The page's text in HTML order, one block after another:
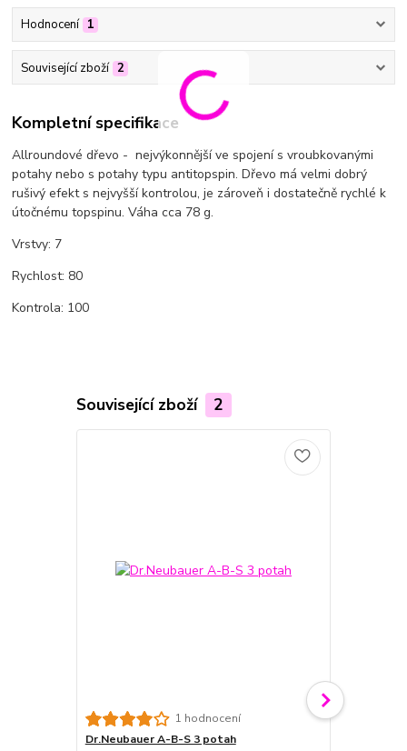
Hodnocení 1
Související zboží 2
Kompletní specifikace
Allroundové dřevo - nejvýkonnější ve spojení s vroubkovanými
potahy nebo s potahy typu antitopspin. Dřevo má velmi dobrý
rušivý efekt s nejvyšší kontrolou, je zároveň i dostatečně rychlé k
útočnému topspinu. Váha cca 78 g.
Vrstvy: 7
Rychlost: 80
Kontrola: 100
Související zboží 2
1 hodnocení
Dr.Neubauer A-B-S 3 potah